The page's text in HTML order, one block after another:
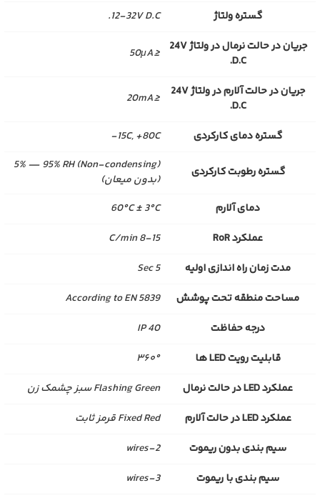
گستره ولتاژ
12-32V D.C.
جریان در حالت نرمال در ولتاژ 24V
D.C.
≤50μA
جریان در حالت آلارم در ولتاژ 24V
D.C.
≤20mA
گستره دمای کارکردی 15C, +80C-
گستره رطوبت کارکردی
(Non-condensing) 5% — 95% RH
(بدون میعان)
دمای آلارم
60°C ± 3°C
عملکرد RoR
8-15 C/min
مدت زمان راه اندازی اولیه
5 Sec
مساحت منطقه تحت پوشش
According to EN 5839
درجه حفاظت
IP 40
قابلیت رویت LED ها
۳۶۰°
عملکرد LED در حالت نرمال
Flashing Green سبز چشمک زن
عملکرد LED در حالت آلارم
Fixed Red قرمز ثابت
سیم بندی بدون ریموت
2-wires
سیم بندی با ریموت
3-wires